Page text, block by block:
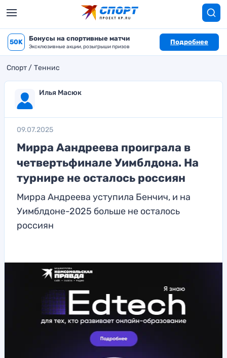
50K Бонусы на спортивные матчи
Эксклюзивные акции, розыгрыши призов
Подробнее
Спорт Теннис
Илья Масюк
09.07.2025
Мирра Аандреева проиграла в
четвертьфинале Уимблдона. На
турнире не осталось россиян
Мирра Андреева уступила Бенчич, и на
Уимблдоне-2025 больше не осталось
россиян